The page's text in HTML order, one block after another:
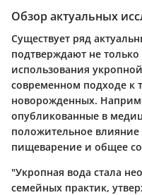
Обзор актуальных
Существует ряд
подтверждают не
использования
современном подходе к
новорожденных.
опубликованные в
положительное
пищеварение и общее
"Укропная вода стала
семейных практик,